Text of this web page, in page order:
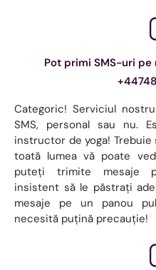
Pot primi SMS-uri pe
Categoric! Serviciul
SMS, personal sau nu.
instructor de yoga!
toată lumea vă poate
puteți trimite mesaje
insistent să le păstrați
mesaje pe un panou
necesită puțină precauție!